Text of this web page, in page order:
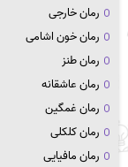
رمان خارجی
رمان خون اشامی
رمان طنز
رمان عاشقانه
رمان غمگین
رمان کلکلی
رمان مافیایی